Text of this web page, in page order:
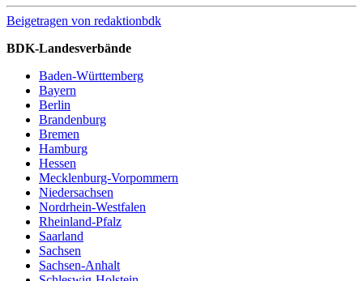
Beigetragen von redaktionbdk
BDK-Landesverbände
Baden-Württemberg
Bayern
Berlin
Brandenburg
Bremen
Hamburg
Hessen
Mecklenburg-Vorpommern
Niedersachsen
Nordrhein-Westfalen
Rheinland-Pfalz
Saarland
Sachsen
Sachsen-Anhalt